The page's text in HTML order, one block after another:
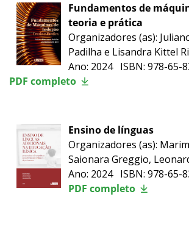
Fundamentos de
teoria e prática
Organizadores (as):
Padilha e Lisandra Kittel
Ano: 2024 ISBN: 978-65-
PDF completo
Ensino de línguas
Organizadores (as):
Saionara Greggio,
Ano: 2024 ISBN: 978-65-
PDF completo